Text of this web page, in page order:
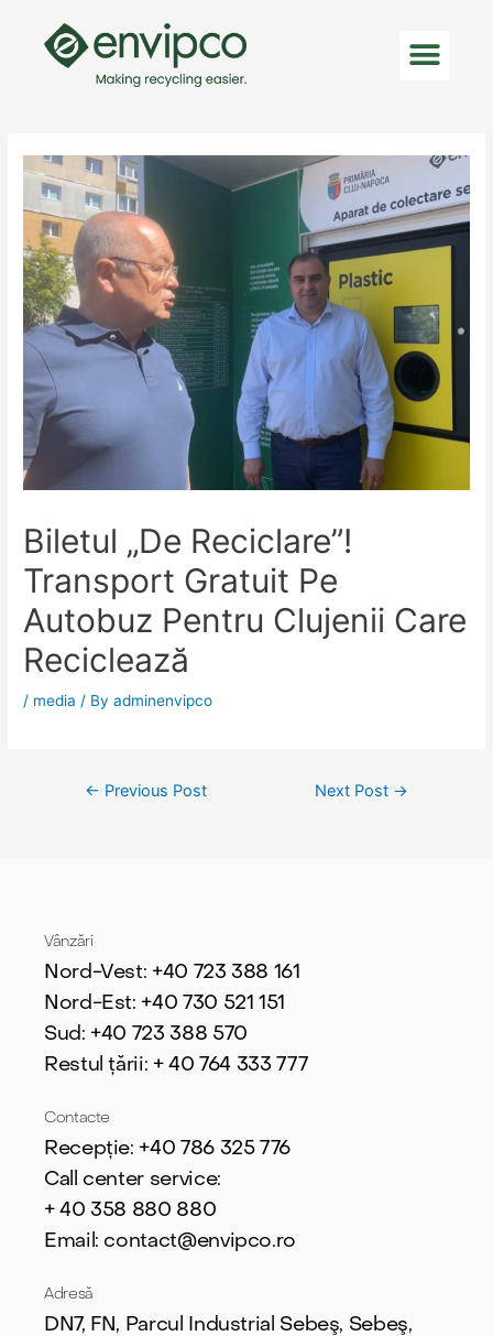
Biletul „de Reciclare”!
Transport Gratuit Pe
Autobuz Pentru Clujenii Care
Reciclează
/ media / Byadminenvipco
← Previous Post Next Post →
Vânzări
Nord-Vest: +40 723 388 161
Nord-Est: +40 730 521 151
Sud: +40 723 388 570
Restul țării: + 40 764 333 777
Contacte
Recepție: +40 786 325 776
Call center service:
+ 40358 880 880
Email: contact@envipco.ro
Adresă
DN7, FN, Parcul Industrial Sebeş, Sebeş,